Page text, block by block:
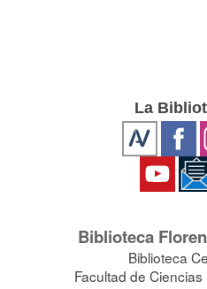
La
Biblioteca
Biblioteca
Facultad de